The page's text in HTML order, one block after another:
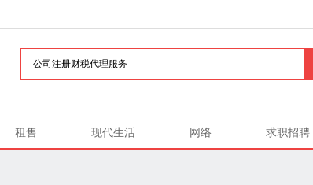
租售 现代生活 网络 求职招聘